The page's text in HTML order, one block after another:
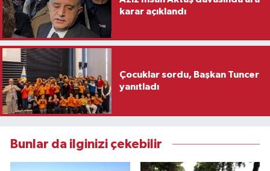
karar açıklandı
Çocuklar sordu, Başkan Tuncer
yanıtladı
Bunlar da ilginizi çekebilir